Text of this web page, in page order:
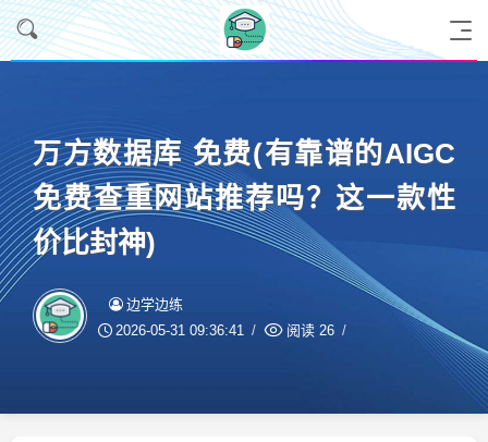
万方数据库 免费(有靠谱的AIGC
免费查重网站推荐吗？这一款性
价比封神)
边学边练
2026-05-31 09:36:41 阅读 26